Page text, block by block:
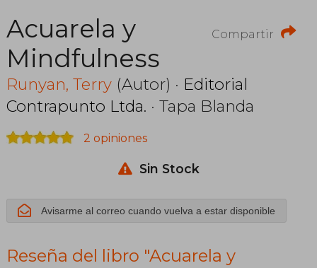
Compartir
Acuarela y
Mindfulness
Runyan, Terry (Autor) · Editorial
Contrapunto Ltda. · Tapa Blanda
2 opiniones
Sin Stock
Avisarme al correo cuando vuelva a estar disponible
Reseña del libro "Acuarela y